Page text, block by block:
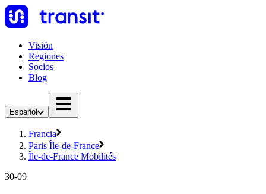
Visión
Regiones
Socios
Blog
Español
Francia
Paris Île-de-France
Île-de-France Mobilités
30-09